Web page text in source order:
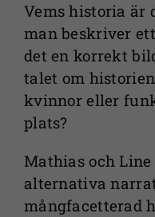
Vems historia är
man beskriver
det en korrekt
talet om
kvinnor eller
plats?
Mathias och
alternativa
mångfacetterad